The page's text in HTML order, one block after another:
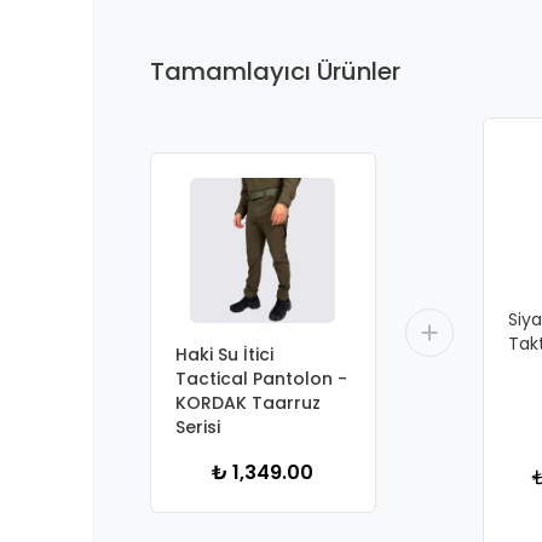
Tamamlayıcı Ürünler
Haki Su İtici
Tactical Pantolon -
KORDAK Taarruz
Serisi
₺ 1,349.00